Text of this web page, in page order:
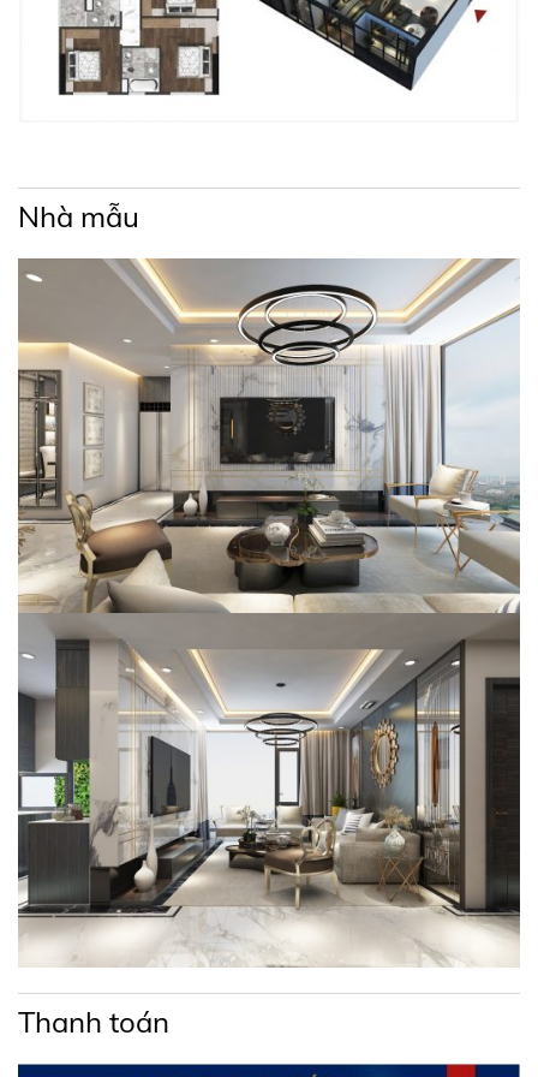
+ Công viên cây xanh nội khu
+ Hồ bơi
+ Sân chơi trẻ em
+ Sân thể thao đa năng
+ Gym và Yoga
+ Phòng sinh hoạt cộng đồng
+ Nhà trẻ
Bên cạnh đó, dự án Ricca còn mang đến cho cư dân cuộc
sống sống an nhiên, thoải mái với bảo vệ, camera giám
sát 24/7, cùng với dịch vụ bảo trì, bảo dưỡng kịp
thời. Tất cả mang đến một không gian sống an ninh, tiện
nghi cho mỗi gia đình sống tại Ricca.
Tiện ích ngoại khu dự án căn hộ Ricca Quận
9
Cư dân sống tại dự án Ricca chỉ mất vài phút để di
chuyển đến các tiện ích khu vực hiện hữu như:
Nhà mẫu
Thanh toán